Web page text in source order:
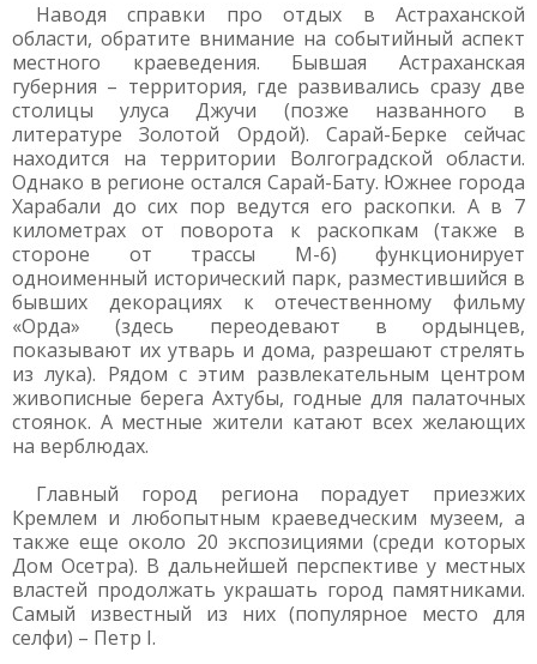
Наводя справки про отдых в Астраханской
области, обратите внимание на событийный аспект
местного краеведения. Бывшая Астраханская
губерния – территория, где развивались сразу две
столицы улуса Джучи (позже названного в
литературе Золотой Ордой). Сарай-Берке сейчас
находится на территории Волгоградской области.
Однако в регионе остался Сарай-Бату. Южнее города
Харабали до сих пор ведутся его раскопки. А в 7
километрах от поворота к раскопкам (также в
стороне от трассы М-6) функционирует
одноименный исторический парк, разместившийся в
бывших декорациях к отечественному фильму
«Орда» (здесь переодевают в ордынцев,
показывают их утварь и дома, разрешают стрелять
из лука). Рядом с этим развлекательным центром
живописные берега Ахтубы, годные для палаточных
стоянок. А местные жители катают всех желающих
на верблюдах.
Главный город региона порадует приезжих
Кремлем и любопытным краеведческим музеем, а
также еще около 20 экспозициями (среди которых
Дом Осетра). В дальнейшей перспективе у местных
властей продолжать украшать город памятниками.
Самый известный из них (популярное место для
селфи) – Петр I.